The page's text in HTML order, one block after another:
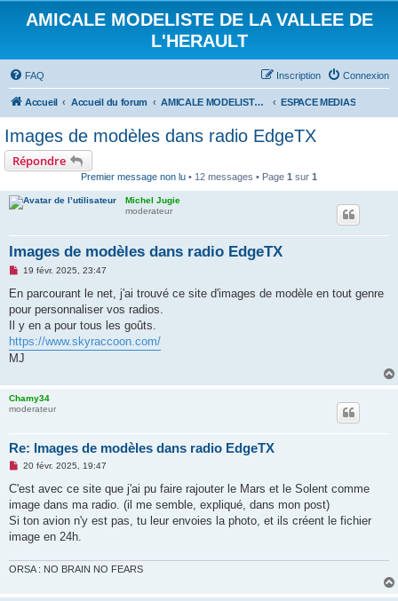
AMICALE MODELISTE DE LA VALLEE DE
L'HERAULT
FAQ Connexion
Inscription
Accueil Accueil du forum AMICALE MODELISTE DE LA VALLEE DE L'HERAULT ESPACE MEDIAS
Images de modèles dans radio EdgeTX
Répondre
Premier message non lu • 12 messages • Page 1 sur 1
Michel Jugie
moderateur
Images de modèles dans radio EdgeTX
M
s
a
g
e
n
o
n
u
19 févr. 2025, 23:47
En parcourant le net, j'ai trouvé ce site d'images de modèle en tout genre
pour personnaliser vos radios.
Il y en a pour tous les goûts.
https://www.skyraccoon.com/
MJ
Chamy34
moderateur
Re: Images de modèles dans radio EdgeTX
M
s
a
g
n
n
l
20 févr. 2025, 19:47
C'est avec ce site que j'ai pu faire rajouter le Mars et le Solent comme
image dans ma radio. (il me semble, expliqué, dans mon post)
Si ton avion n'y est pas, tu leur envoies la photo, et ils créent le fichier
image en 24h.
ORSA : NO BRAIN NO FEARS